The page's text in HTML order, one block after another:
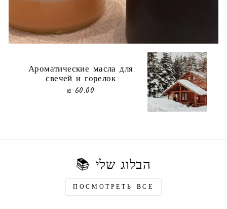
Ароматические масла для
свечей и горелок
60.00 ₪
הבלוג שלי 📚
ПОСМОТРЕТЬ ВСЕ